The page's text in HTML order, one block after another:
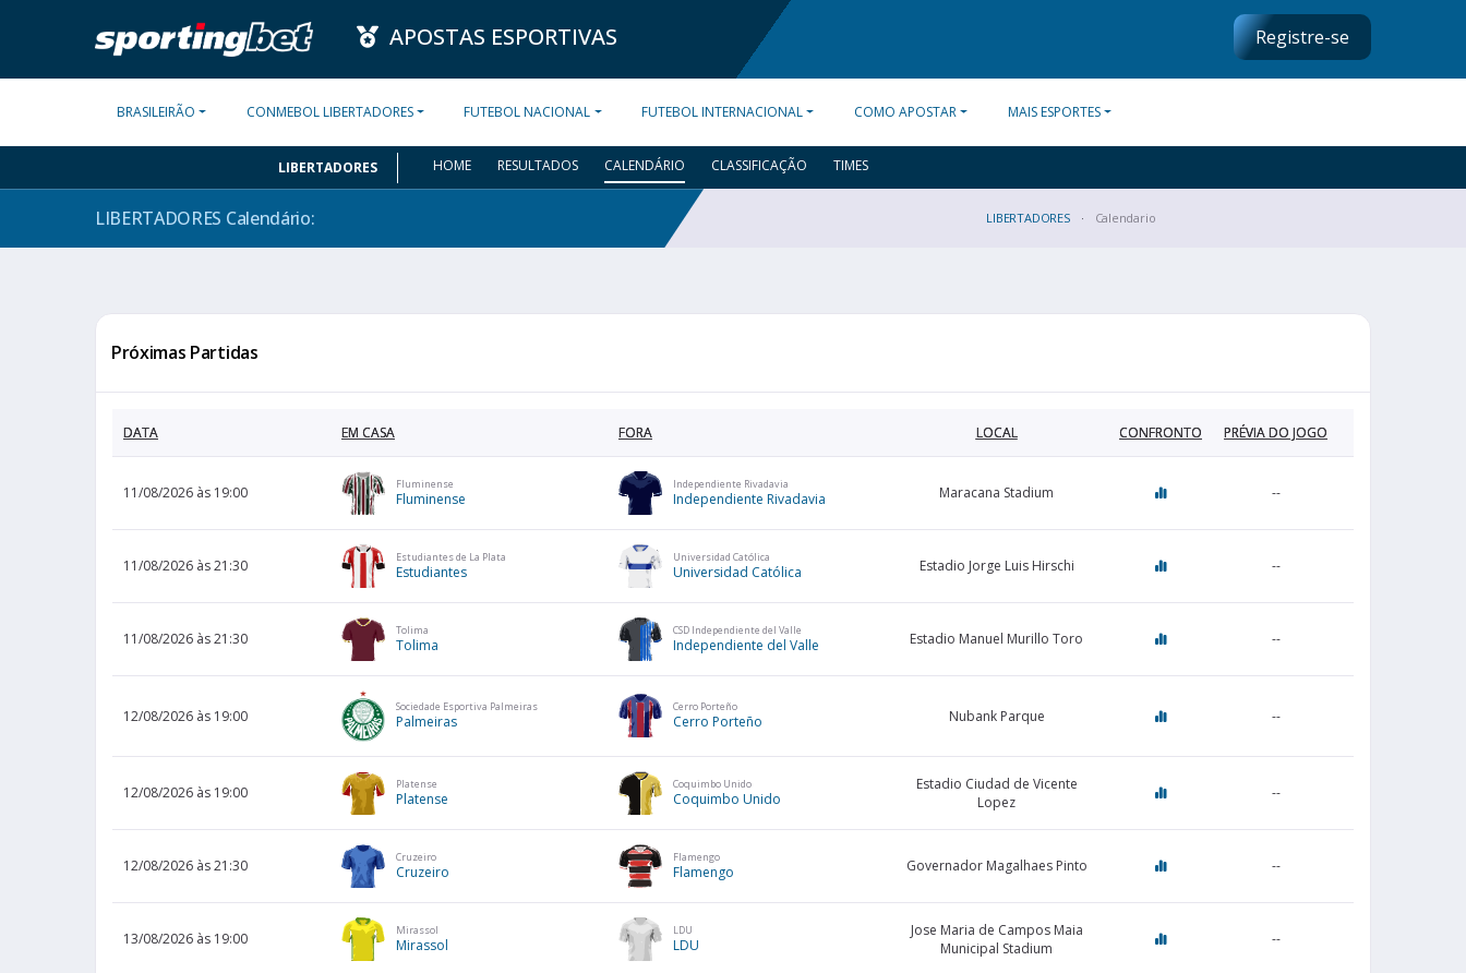
APOSTAS ESPORTIVAS Registre-se
BRASILEIRÃO CONMEBOL LIBERTADORES FUTEBOL NACIONAL FUTEBOL INTERNACIONAL COMO APOSTAR MAIS ESPORTES
LIBERTADORES HOME RESULTADOS CALENDÁRIO CLASSIFICAÇÃO TIMES
LIBERTADORES Calendário: LIBERTADORES Calendario
Próximas Partidas
DATA EM CASA FORA LOCAL CONFRONTO PRÉVIA DO JOGO
11/08/2026 às 19:00 Fluminense
Fluminense
Independiente Rivadavia
Independiente Rivadavia Maracana Stadium --
11/08/2026 às 21:30 Estudiantes de La Plata
Estudiantes
Universidad Católica
Universidad Católica Estadio Jorge Luis Hirschi --
11/08/2026 às 21:30 Tolima
Tolima
CSD Independiente del Valle
Independiente del Valle Estadio Manuel Murillo Toro --
12/08/2026 às 19:00
Sociedade Esportiva Palmeiras
Palmeiras
Cerro Porteño
Cerro Porteño Nubank Parque --
12/08/2026 às 19:00 Platense
Platense
Coquimbo Unido
Coquimbo Unido
Estadio Ciudad de Vicente
Lopez
--
12/08/2026 às 21:30 Cruzeiro
Cruzeiro
Flamengo
Flamengo Governador Magalhaes Pinto --
13/08/2026 às 19:00 Mirassol
Mirassol
LDU
LDU
Jose Maria de Campos Maia
Municipal Stadium
--